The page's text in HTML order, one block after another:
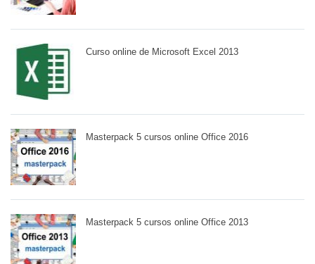
Curso online de Microsoft Excel 2013
Masterpack 5 cursos online Office 2016
Masterpack 5 cursos online Office 2013